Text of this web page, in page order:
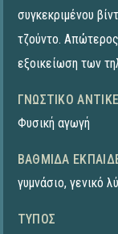
συγκεκριμένου
τζούντο.
εξοικείωση των
ΓΝΩΣΤΙΚΌ
Φυσική αγωγή
ΒΑΘΜΊΔΑ
γυμνάσιο, γενικό
ΤΎΠΟΣ